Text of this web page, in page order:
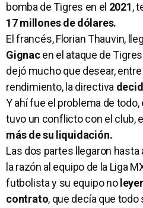
bomba de Tigres en el 2021,
17 millones de dólares.
El francés, Florian Thauvin,
Gignacen el ataque de
dejó mucho que desear,
rendimiento, la directiva
Y ahí fue el problema de
tuvo un conflicto con el club,
más de su liquidación.
Las dos partes llegaron hasta
la razón al equipo de la Liga
futbolista y su equipo no
contrato, que decía que